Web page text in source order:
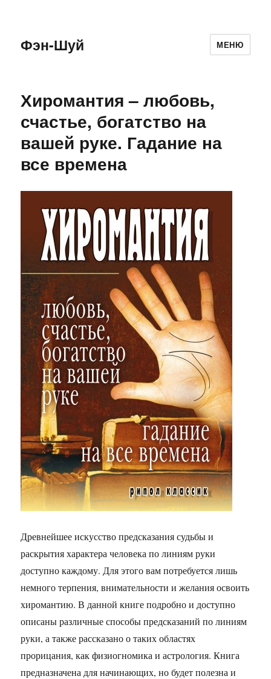
Фэн-Шуй МЕНЮ
Хиромантия – любовь,
счастье, богатство на
вашей руке. Гадание на
все времена
Древнейшее искусство предсказания судьбы и
раскрытия характера человека по линиям руки
доступно каждому. Для этого вам потребуется лишь
немного терпения, внимательности и желания освоить
хиромантию. В данной книге подробно и доступно
описаны различные способы предсказаний по линиям
руки, а также рассказано о таких областях
прорицания, как физиогномика и астрология. Книга
предназначена для начинающих, но будет полезна и